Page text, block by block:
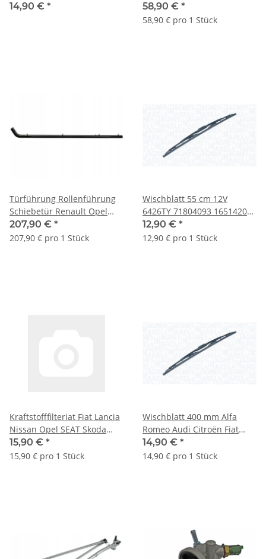
Ölfilter Filter Öl 71737926
14,90 € * links 4419378 265550023R
58,90 € *
58,90 € pro 1 Stück
Türführung Rollenführung
Schiebetür Renault Opel
Nissan rechts 777600002R
207,90 € *
207,90 € pro 1 Stück
Wischblatt 55 cm 12V
6426TY 71804093 1651420
76620SV4A01
G22667330G9G 7711172853
12,90 € *
12,90 € pro 1 Stück
Kraftstofffilteriat Fiat Lancia
Nissan Opel SEAT Skoda
Toyota VW 71771069 881068
15,90 € *
15,90 € pro 1 Stück
Wischblatt 400 mm Alfa
Romeo Audi Citroën Fiat
Ford VW 96585785 642698
1714344
14,90 € *
14,90 € pro 1 Stück